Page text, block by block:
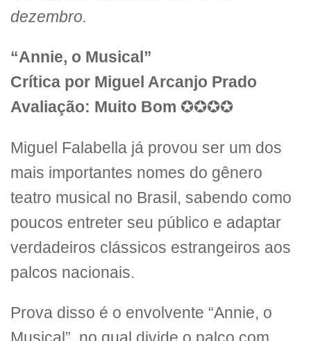
dezembro.
“Annie, o Musical”
Crítica por Miguel Arcanjo Prado
Avaliação: Muito Bom ✪✪✪✪
Miguel Falabella já provou ser um dos
mais importantes nomes do gênero
teatro musical no Brasil, sabendo como
poucos entreter seu público e adaptar
verdadeiros clássicos estrangeiros aos
palcos nacionais.
Prova disso é o envolvente “Annie, o